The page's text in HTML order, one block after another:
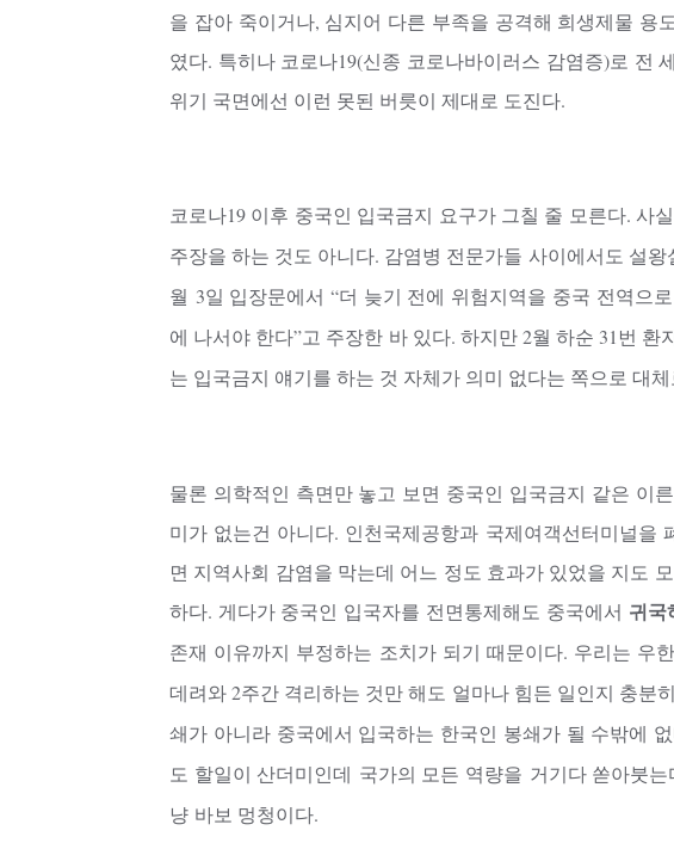
을 잡아 죽이거나, 심지어 다른 부족을 공격해 희생제물 용
였다. 특히나 코로나19(신종 코로나바이러스 감염증)로 전
위기 국면에선 이런 못된 버릇이 제대로 도진다.
코로나19 이후 중국인 입국금지 요구가 그칠 줄 모른다. 사
주장을 하는 것도 아니다. 감염병 전문가들 사이에서도 설
월 3일 입장문에서 “더 늦기 전에 위험지역을 중국 전역으
에 나서야 한다”고 주장한 바 있다. 하지만 2월 하순 31번
는 입국금지 얘기를 하는 것 자체가 의미 없다는 쪽으로 대
물론 의학적인 측면만 놓고 보면 중국인 입국금지 같은 이
미가 없는건 아니다. 인천국제공항과 국제여객선터미널을
면 지역사회 감염을 막는데 어느 정도 효과가 있었을 지도
하다. 게다가 중국인 입국자를 전면통제해도 중국에서 귀국
존재 이유까지 부정하는 조치가 되기 때문이다. 우리는 우
데려와 2주간 격리하는 것만 해도 얼마나 힘든 일인지 충분
쇄가 아니라 중국에서 입국하는 한국인 봉쇄가 될 수밖에
도 할일이 산더미인데 국가의 모든 역량을 거기다 쏟아붓
냥 바보 멍청이다.